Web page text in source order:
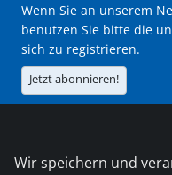
Wenn Sie an unserem
benutzen Sie bitte die
sich zu registrieren.
Jetzt abonnieren!
Die DVS Media
Wir speichern und